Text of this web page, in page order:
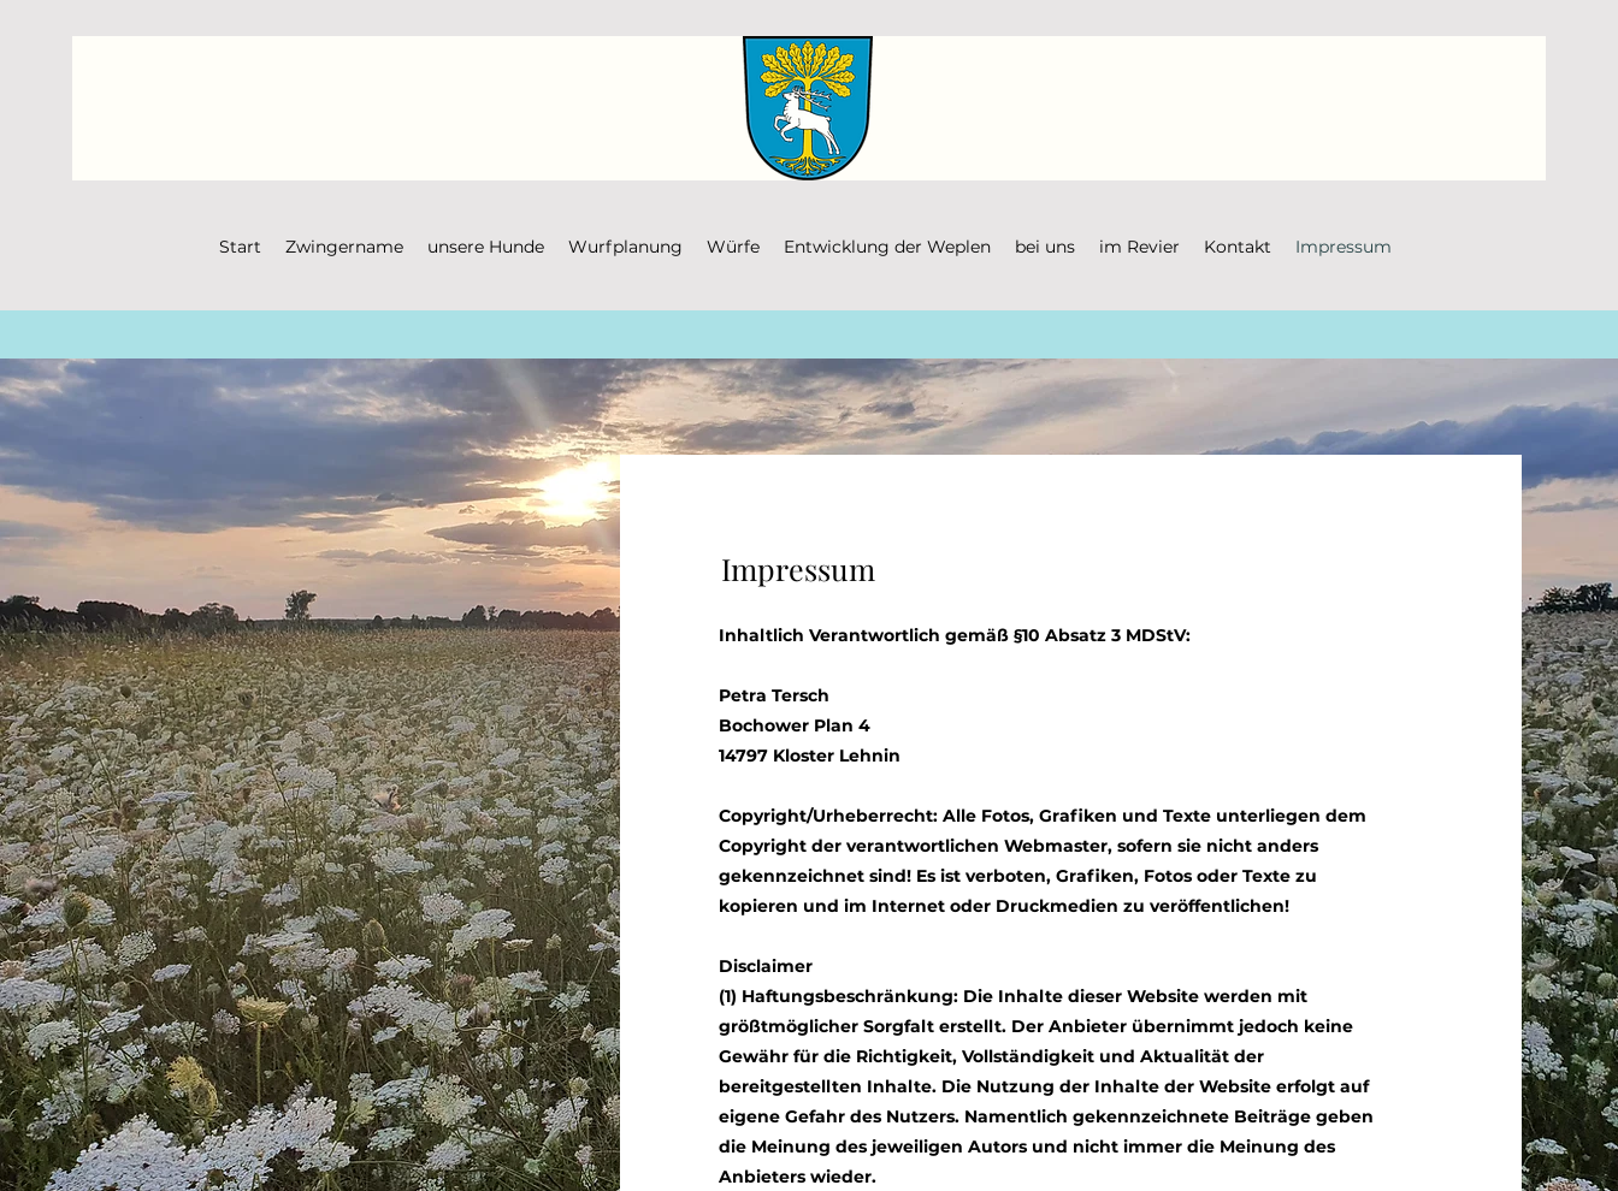
Start Zwingername unsere Hunde Wurfplanung Würfe Entwicklung der Weplen bei uns im Revier Kontakt Impressum
Impressum
Inhaltlich Verantwortlich gemäß §10 Absatz 3 MDStV:
Petra Tersch
Bochower Plan 4
14797 Kloster Lehnin
Copyright/Urheberrecht: Alle Fotos, Grafiken und Texte unterliegen dem
Copyright der verantwortlichen Webmaster, sofern sie nicht anders
gekennzeichnet sind! Es ist verboten, Grafiken, Fotos oder Texte zu
kopieren und im Internet oder Druckmedien zu veröffentlichen!
Disclaimer
(1) Haftungsbeschränkung: Die Inhalte dieser Website werden mit
größtmöglicher Sorgfalt erstellt. Der Anbieter übernimmt jedoch keine
Gewähr für die Richtigkeit, Vollständigkeit und Aktualität der
bereitgestellten Inhalte. Die Nutzung der Inhalte der Website erfolgt auf
eigene Gefahr des Nutzers. Namentlich gekennzeichnete Beiträge geben
die Meinung des jeweiligen Autors und nicht immer die Meinung des
Anbieters wieder.